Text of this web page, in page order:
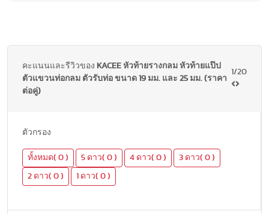
คะแนนและรีวิวของ KACEE หัวท้ายรางกลม หัวท้ายแป๊ป
ตัวแขวนท่อกลม ตัวรับท่อ ขนาด 19 มม. และ 25 มม. (ราคา
ต่อคู่)
1/20
ตัวกรอง
ทั้งหมด( 0 ) 5 ดาว( 0 ) 4 ดาว( 0 ) 3 ดาว( 0 )
2 ดาว( 0 ) 1 ดาว( 0 )